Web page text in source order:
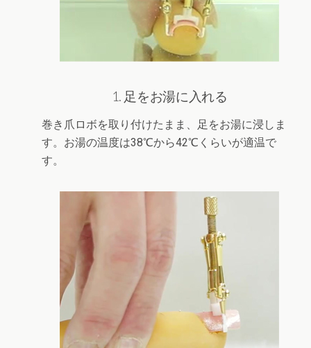
1. 足をお湯に入れる
巻き爪ロボを取り付けたまま、足をお湯に浸しま
す。お湯の温度は38℃から42℃くらいが適温で
す。